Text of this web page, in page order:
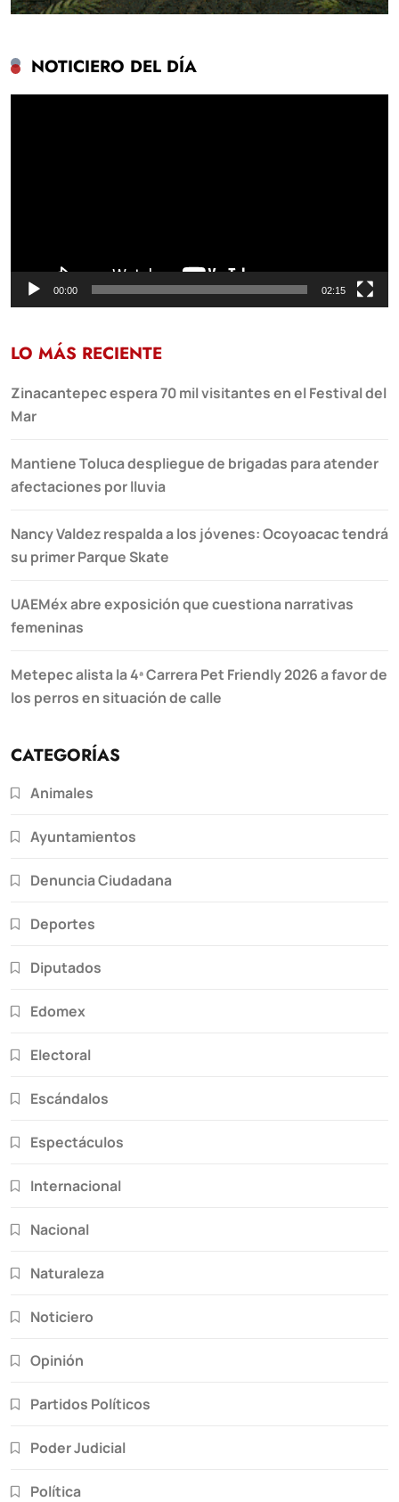
NOTICIERO DEL DÍA
00:00 02:15
LO MÁS RECIENTE
Zinacantepec espera 70 mil visitantes en el Festival del
Mar
Mantiene Toluca despliegue de brigadas para atender
afectaciones por lluvia
Nancy Valdez respalda a los jóvenes: Ocoyoacac tendrá
su primer Parque Skate
UAEMéx abre exposición que cuestiona narrativas
femeninas
Metepec alista la 4ª Carrera Pet Friendly 2026 a favor de
los perros en situación de calle
CATEGORÍAS
Animales
Ayuntamientos
Denuncia Ciudadana
Deportes
Diputados
Edomex
Electoral
Escándalos
Espectáculos
Internacional
Nacional
Naturaleza
Noticiero
Opinión
Partidos Políticos
Poder Judicial
Política